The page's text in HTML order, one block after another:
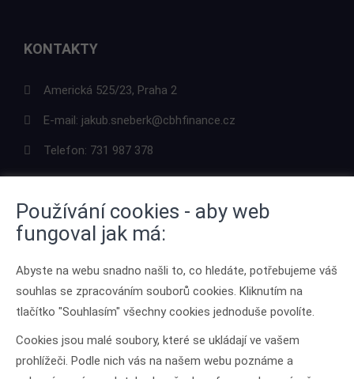
KONTAKTY
Americká 525/23, Praha 2
E-mail: jakub.sneberk@cbhfinance.cz
Telefon: 731 987 378
ODKAZY
O mně
Používání cookies - aby web
fungoval jak má:
Abyste na webu snadno našli to, co hledáte, potřebujeme váš
souhlas se zpracováním souborů cookies. Kliknutím na
tlačítko "Souhlasím" všechny cookies jednoduše povolíte.
Cookies jsou malé soubory, které se ukládají ve vašem
prohlížeči. Podle nich vás na našem webu poznáme a